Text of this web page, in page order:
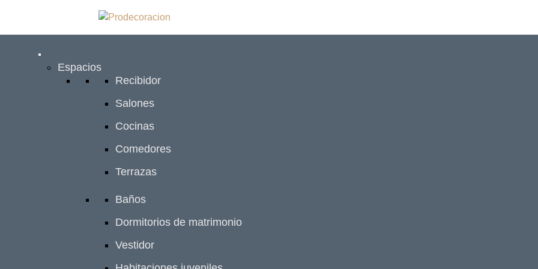
Espacios
Recibidor
Salones
Cocinas
Comedores
Terrazas
Baños
Dormitorios de matrimonio
Vestidor